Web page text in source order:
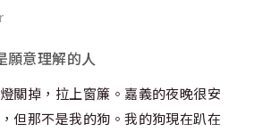
願意理解的人
關掉，拉上窗簾。嘉義的夜晚很安
但那不是我的狗。我的狗現在趴在